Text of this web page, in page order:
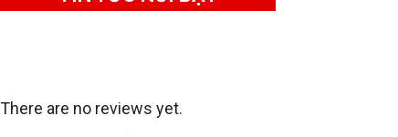
There are no reviews yet.